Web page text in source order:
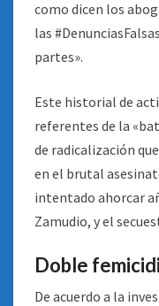
como dicen los
las
partes».
Este historial de
referentes de la
de radicalización
en el brutal
intentado ahorcar
Zamudio, y el
Doble
De acuerdo a la